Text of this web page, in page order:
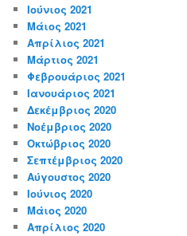
Ιούνιος 2021
Μάιος 2021
Απρίλιος 2021
Μάρτιος 2021
Φεβρουάριος 2021
Ιανουάριος 2021
Δεκέμβριος 2020
Νοέμβριος 2020
Οκτώβριος 2020
Σεπτέμβριος 2020
Αύγουστος 2020
Ιούνιος 2020
Μάιος 2020
Απρίλιος 2020